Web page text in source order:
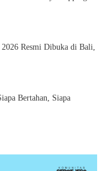
Resmi Dibuka di Bali,
Bertahan, Siapa